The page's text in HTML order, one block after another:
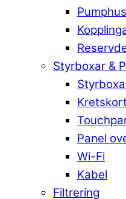
Styrboxar &
Kretskort
Panel
Wi-Fi
Kabel
Filtrering